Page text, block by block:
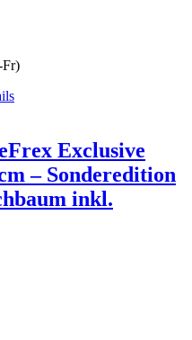
Fr)
Exclusive
– Sonderedition
inkl.